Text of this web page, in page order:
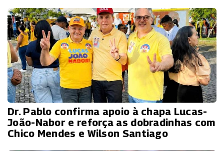
Dr. Pablo confirma apoio à chapa Lucas-
João-Nabor e reforça as dobradinhas com
Chico Mendes e Wilson Santiago